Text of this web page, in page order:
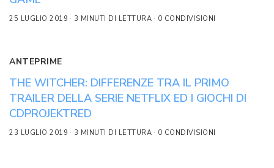
25 LUGLIO 2019 3 MINUTI DI LETTURA 0 CONDIVISIONI
ANTEPRIME
THE WITCHER: DIFFERENZE TRA IL PRIMO
TRAILER DELLA SERIE NETFLIX ED I GIOCHI DI
CDPROJEKTRED
23 LUGLIO 2019 3 MINUTI DI LETTURA 0 CONDIVISIONI